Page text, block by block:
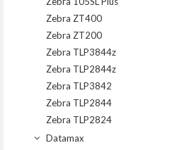
Zebra ZT400
Zebra ZT200
Zebra TLP3844z
Zebra TLP2844z
Zebra TLP3842
Zebra TLP2844
Zebra TLP2824
Datamax